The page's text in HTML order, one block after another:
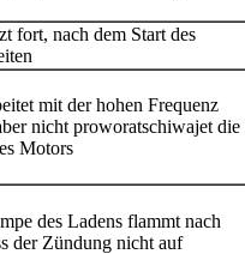
fort, nach dem Start des
mit der hohen Frequenz
nicht proworatschiwajet die
Motors
des Ladens flammt nach
der Zündung nicht auf